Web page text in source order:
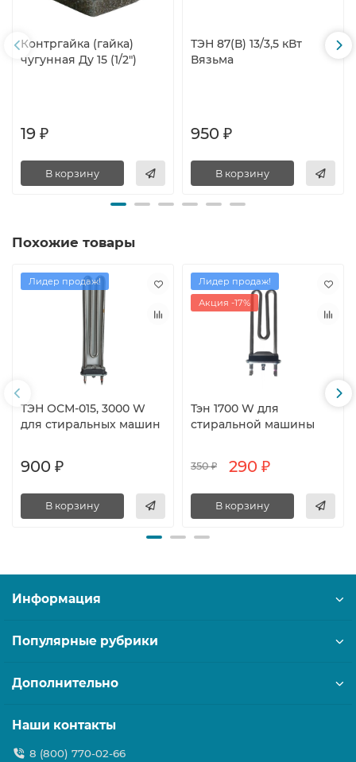
Контргайка (гайка)
чугунная Ду 15 (1/2")
19 ₽
В корзину
ТЭН 87(В) 13/3,5 кВт
Вязьма
950 ₽
В корзину
Похожие товары
Лидер продаж!
ТЭН ОСМ-015, 3000 W
для стиральных машин
900 ₽
В корзину
Лидер продаж!
Акция -17%
Тэн 1700 W для
стиральной машины
350 ₽ 290 ₽
В корзину
Информация
Популярные рубрики
Дополнительно
Наши контакты
8 (800) 770-02-66